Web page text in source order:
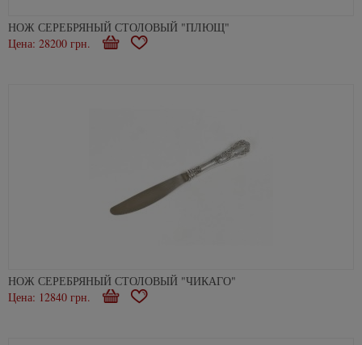
НОЖ СЕРЕБРЯНЫЙ СТОЛОВЫЙ "ПЛЮЩ"
Цена: 28200 грн.
В
В
НОЖ СЕРЕБРЯНЫЙ СТОЛОВЫЙ "ЧИКАГО"
Цена: 12840 грн.
В
В